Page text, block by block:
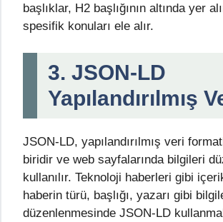
başlıklar, H2 başlığının altında yer
spesifik konuları ele alır.
3. JSON-LD
Yapılandırılmış
JSON-LD, yapılandırılmış veri
biridir ve web sayfalarında bilgileri
kullanılır. Teknoloji haberleri gibi
haberin türü, başlığı, yazarı gibi
düzenlenmesinde JSON-LD